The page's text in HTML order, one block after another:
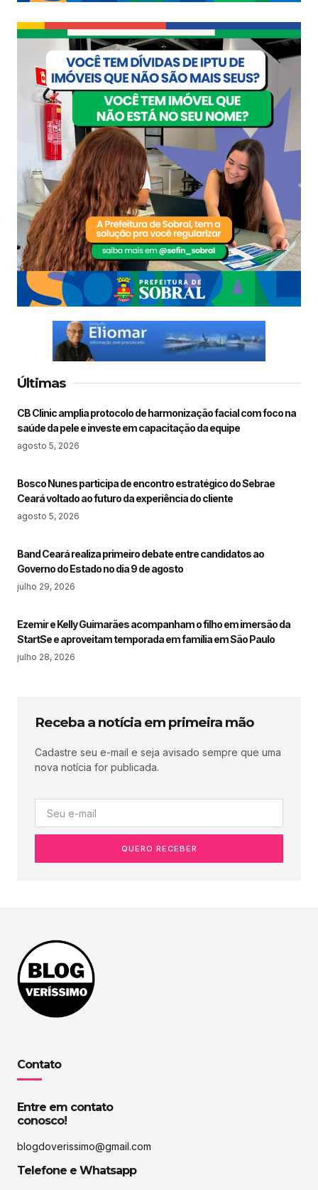
Últimas
CB Clinic amplia protocolo de harmonização facial com foco na
saúde da pele e investe em capacitação da equipe
agosto 5, 2026
Bosco Nunes participa de encontro estratégico do Sebrae
Ceará voltado ao futuro da experiência do cliente
agosto 5, 2026
Band Ceará realiza primeiro debate entre candidatos ao
Governo do Estado no dia 9 de agosto
julho 29, 2026
Ezemir e Kelly Guimarães acompanham o filho em imersão da
StartSe e aproveitam temporada em família em São Paulo
julho 28, 2026
Receba a notícia em primeira mão
Cadastre seu e-mail e seja avisado sempre que uma
nova notícia for publicada.
QUERO RECEBER
Contato
Entre em contato
conosco!
blogdoverissimo@gmail.com
Telefone e Whatsapp